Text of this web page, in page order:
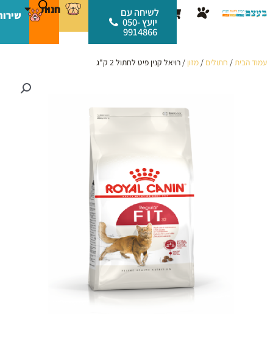
לתוכן
עגלת
קניות
לשיחה עם
יועץ 050-
9914866
חנות
עמוד הבית/ חתולים / מזון / רויאל קנין פיט לחתול 2 ק"ג